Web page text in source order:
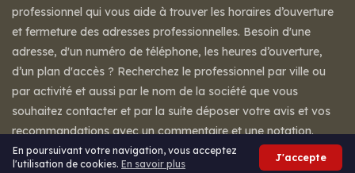
En poursuivant votre navigation, vous acceptez
l'utilisation de cookies. En savoir plus
J'accepte
professionnel qui vous aide à trouver les horaires d’ouverture
et fermeture des adresses professionnelles. Besoin d'une
adresse, d'un numéro de téléphone, les heures d’ouverture,
d’un plan d'accès ? Recherchez le professionnel par ville ou
par activité et aussi par le nom de la société que vous
souhaitez contacter et par la suite déposer votre avis et vos
recommandations avec un commentaire et une notation.
Mentions légales-Conditions de ventes-Contact